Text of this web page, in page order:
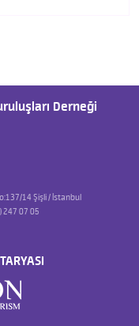
Derneği
14 Şişli / İstanbul
247 07 05